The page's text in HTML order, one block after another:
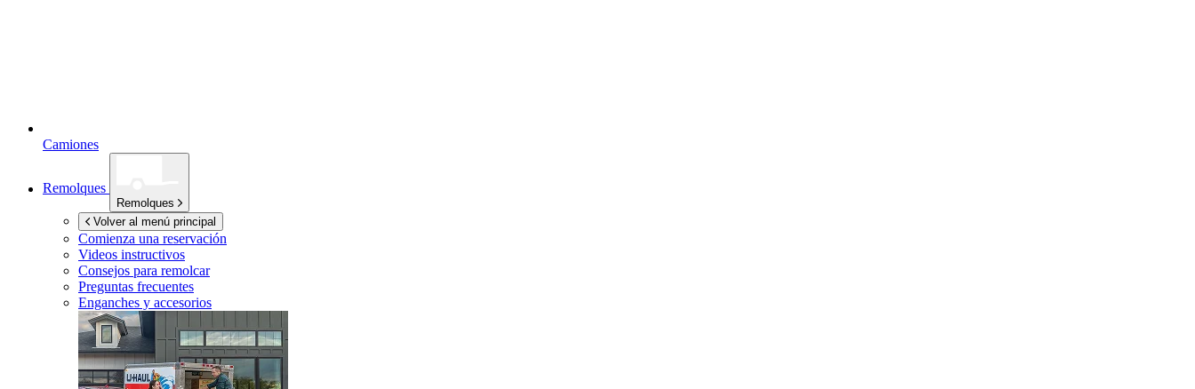
Camiones
Remolques
Remolques
Volver al menú principal
Comienza una reservación
Videos instructivos
Consejos para remolcar
Preguntas frecuentes
Enganches y accesorios